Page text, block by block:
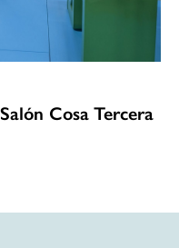
Cosa Tercera